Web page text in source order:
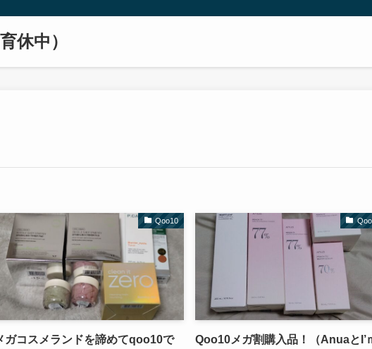
休中）
Qoo10
ガコスメランドを諦めてqoo10で
Qoo10メガ割購入品！（AnuaとI’